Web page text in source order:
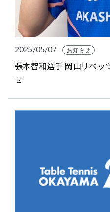
2025/05/07 お知らせ
張本智和選手 岡山リベッ
せ